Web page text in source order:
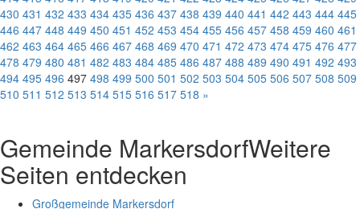
430 431 432 433 434 435 436 437 438 439 440 441 442 443 444 445
446 447 448 449 450 451 452 453 454 455 456 457 458 459 460 461
462 463 464 465 466 467 468 469 470 471 472 473 474 475 476 477
478 479 480 481 482 483 484 485 486 487 488 489 490 491 492 493
494 495 496 497 498 499 500 501 502 503 504 505 506 507 508 509
510 511 512 513 514 515 516 517 518 »
Gemeinde MarkersdorfWeitere
Seiten entdecken
Großgemeinde Markersdorf